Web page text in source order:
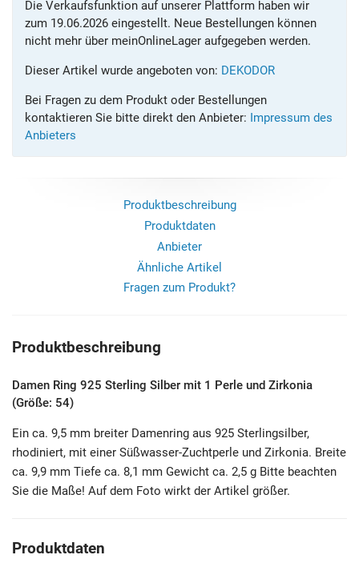
Die Verkaufsfunktion auf unserer Plattform haben wir
zum 19.06.2026 eingestellt. Neue Bestellungen können
nicht mehr über meinOnlineLager aufgegeben werden.
Dieser Artikel wurde angeboten von: DEKODOR
Bei Fragen zu dem Produkt oder Bestellungen
kontaktieren Sie bitte direkt den Anbieter: Impressum des
Anbieters
Produktbeschreibung
Produktdaten
Anbieter
Ähnliche Artikel
Fragen zum Produkt?
Produktbeschreibung
Damen Ring 925 Sterling Silber mit 1 Perle und Zirkonia
(Größe: 54)
Ein ca. 9,5 mm breiter Damenring aus 925 Sterlingsilber,
rhodiniert, mit einer Süßwasser-Zuchtperle und Zirkonia. Breite
ca. 9,9 mm Tiefe ca. 8,1 mm Gewicht ca. 2,5 g Bitte beachten
Sie die Maße! Auf dem Foto wirkt der Artikel größer.
Produktdaten